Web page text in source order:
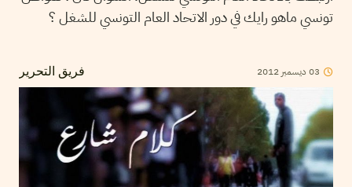
تونسي ماهو رايك في دور الاتحاد العام التونسي للشغل ؟
فريق التحرير 03 ديسمبر 2012